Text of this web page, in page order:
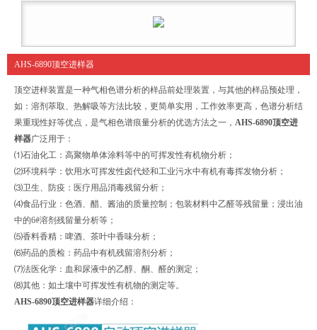
AHS-6890顶空进样器
顶空进样装置是一种气相色谱分析的样品前处理装置，与其他的样品预处理，
如：溶剂萃取、热解吸等方法比较，更简单实用，工作效率更高，色谱分析结
果重现性好等优点，是气相色谱痕量分析的优选方法之一， AHS-6890顶空进
样器广泛用于：
⑴石油化工：高聚物单体涂料等中的可挥发性有机物分析；
⑵环境科学：饮用水可挥发性卤代烃和工业污水中有机有毒挥发物分析；
⑶卫生、防疫：医疗用品消毒残留分析；
⑷食品行业：色酒、醋、酱油的质量控制；包装材料中乙醛等残留量；浸出油
中的6#溶剂残留量分析等；
⑸香料香精：啤酒、茶叶中香味分析；
⑹药品的质检：药品中有机残留溶剂分析；
⑺法医化学：血和尿液中的乙醇、酮、醛的测定；
⑻其他：如土壤中可挥发性有机物的测定等。
AHS-6890顶空进样器详细介绍：